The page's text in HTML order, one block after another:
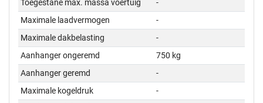
Toegestane max. massa voertuig
-
Maximale laadvermogen
-
Maximale dakbelasting
-
Aanhanger ongeremd
750 kg
Aanhanger geremd
-
Maximale kogeldruk
-